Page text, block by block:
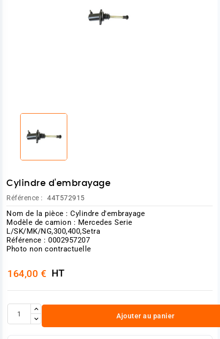
Cylindre d'embrayage
Référence : 44T572915
Nom de la pièce : Cylindre d'embrayage
Modèle de camion : Mercedes Serie
L/SK/MK/NG,300,400,Setra
Référence : 0002957207
Photo non contractuelle
164,00 € HT
Ajouter au panier